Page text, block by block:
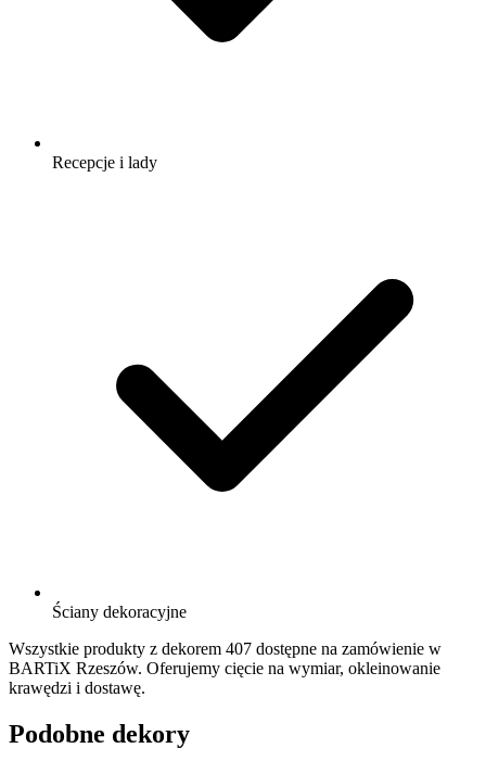
Recepcje i lady
Ściany dekoracyjne
Wszystkie produkty z dekorem 407 dostępne na zamówienie w
BARTiX Rzeszów. Oferujemy cięcie na wymiar, okleinowanie
krawędzi i dostawę.
Podobne dekory